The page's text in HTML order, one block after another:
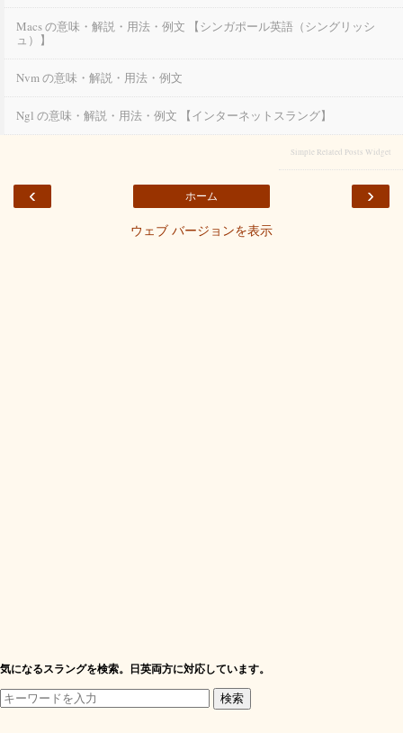
Macs の意味・解説・用法・例文 【シンガポール英語（シングリッシ
ュ）】
Nvm の意味・解説・用法・例文
Ngl の意味・解説・用法・例文 【インターネットスラング】
Simple Related Posts Widget
‹ ›
ホーム
ウェブ バージョンを表示
気になるスラングを検索。日英両方に対応しています。